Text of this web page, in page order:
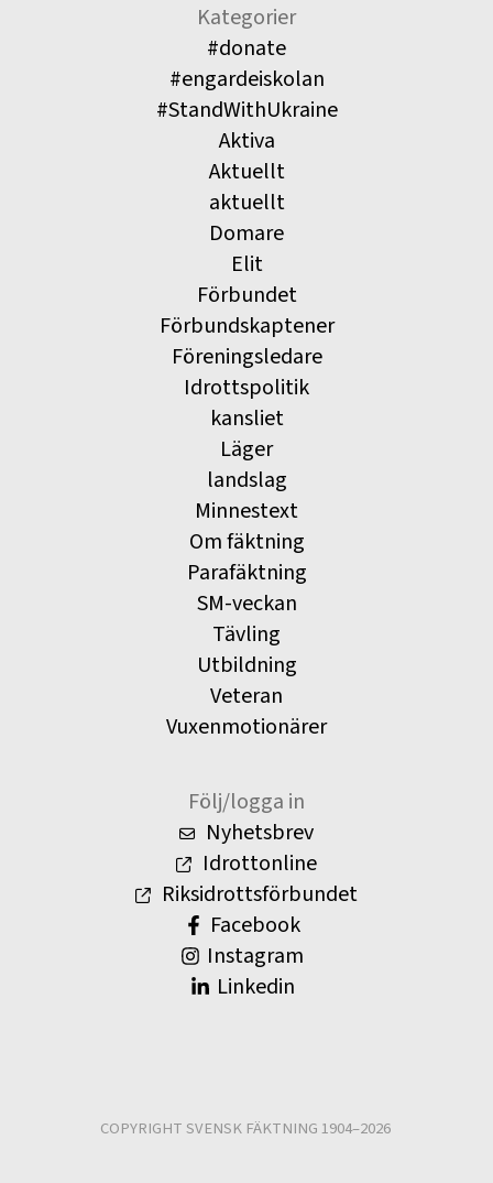
Kategorier
#donate
#engardeiskolan
#StandWithUkraine
Aktiva
Aktuellt
aktuellt
Domare
Elit
Förbundet
Förbundskaptener
Föreningsledare
Idrottspolitik
kansliet
Läger
landslag
Minnestext
Om fäktning
Parafäktning
SM-veckan
Tävling
Utbildning
Veteran
Vuxenmotionärer
Följ/logga in
Nyhetsbrev
Idrottonline
Riksidrottsförbundet
Facebook
Instagram
Linkedin
COPYRIGHT SVENSK FÄKTNING 1904–2026